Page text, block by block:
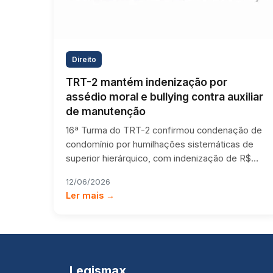
Direito
TRT-2 mantém indenização por
assédio moral e bullying contra auxiliar
de manutenção
16ª Turma do TRT-2 confirmou condenação de
condomínio por humilhações sistemáticas de
superior hierárquico, com indenização de R$…
12/06/2026
Ler mais →